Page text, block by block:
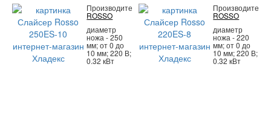
Производитель:
ROSSO
диаметр
ножа - 250
мм; от 0 до
10 мм; 220 В;
0.32 кВт
Производитель:
ROSSO
диаметр
ножа - 220
мм; от 0 до
10 мм; 220 В;
0.32 кВт